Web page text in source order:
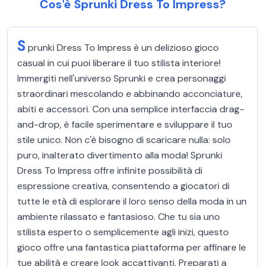
Cos'è Sprunki Dress To Impress?
Sprunki Dress To Impress è un delizioso gioco
casual in cui puoi liberare il tuo stilista interiore!
Immergiti nell'universo Sprunki e crea personaggi
straordinari mescolando e abbinando acconciature,
abiti e accessori. Con una semplice interfaccia drag-
and-drop, è facile sperimentare e sviluppare il tuo
stile unico. Non c'è bisogno di scaricare nulla: solo
puro, inalterato divertimento alla moda! Sprunki
Dress To Impress offre infinite possibilità di
espressione creativa, consentendo a giocatori di
tutte le età di esplorare il loro senso della moda in un
ambiente rilassato e fantasioso. Che tu sia uno
stilista esperto o semplicemente agli inizi, questo
gioco offre una fantastica piattaforma per affinare le
tue abilità e creare look accattivanti. Preparati a